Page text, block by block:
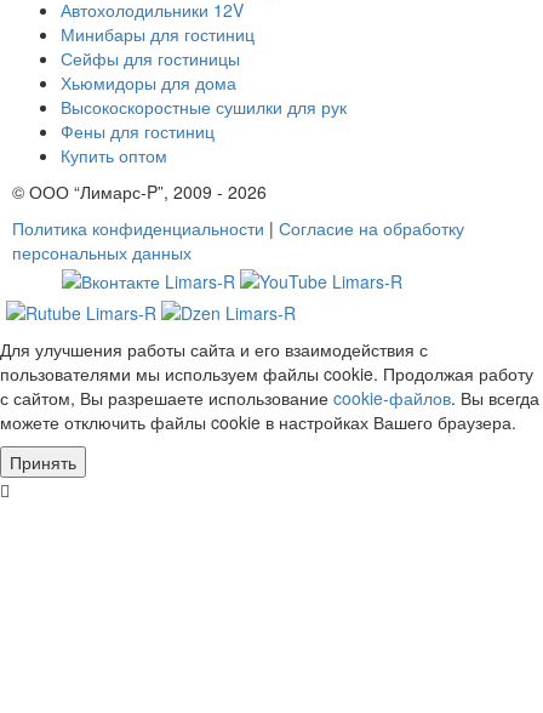
Автохолодильники 12V
Минибары для гостиниц
Сейфы для гостиницы
Хьюмидоры для дома
Высокоскоростные сушилки для рук
Фены для гостиниц
Купить оптом
© ООО “Лимарс-P”, 2009 - 2026
Политика конфиденциальности | Согласие на обработку
персональных данных
Для улучшения работы сайта и его взаимодействия с
пользователями мы используем файлы cookie. Продолжая работу
с сайтом, Вы разрешаете использование cookie-файлов. Вы всегда
можете отключить файлы cookie в настройках Вашего браузера.
Принять